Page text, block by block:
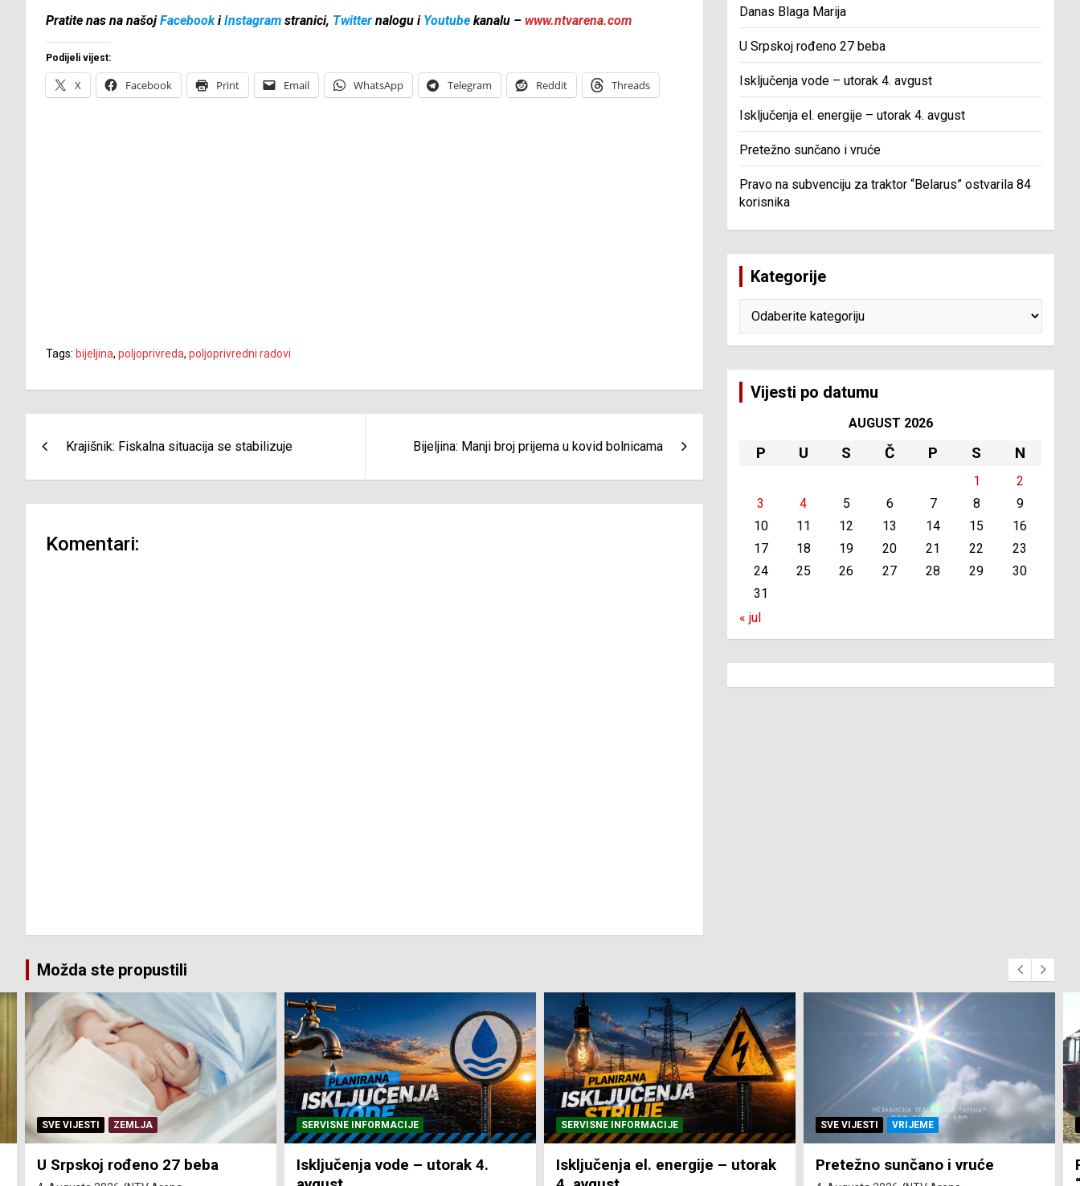
Pratite nas na našojFacebooki Instagram stranici, Twitter nalogu i Youtube kanalu – www.ntvarena.com
Podijeli vijest:
X Facebook Print Email WhatsApp Telegram Reddit Threads
Tags: bijeljina, poljoprivreda, poljoprivredni radovi
članaka
Krajišnik: Fiskalna situacija se stabilizuje Bijeljina: Manji broj prijema u kovid bolnicama
Komentari:
Danas Blaga Marija
U Srpskoj rođeno 27 beba
Isključenja vode – utorak 4. avgust
Isključenja el. energije – utorak 4. avgust
Pretežno sunčano i vruće
Pravo na subvenciju za traktor “Belarus” ostvarila 84
korisnika
Kategorije
Vijesti po datumu
AUGUST 2026
P U S Č P S N
1
2
3
4 5 6 7 8
9
10
11 12 13 14 15
16
17
18 19 20 21 22
23
24
25 26 27 28 29
30
31
« jul
Možda ste propustili
SERVISNE INFORMACIJE
Isključenja vode – utorak 4.
SERVISNE INFORMACIJE
Isključenja el. energije – utorak
SVE VIJESTI VRIJEME
Pretežno sunčano i vruće
SVE VIJESTI ZEMLJA
Pravo na subvenciju za traktor